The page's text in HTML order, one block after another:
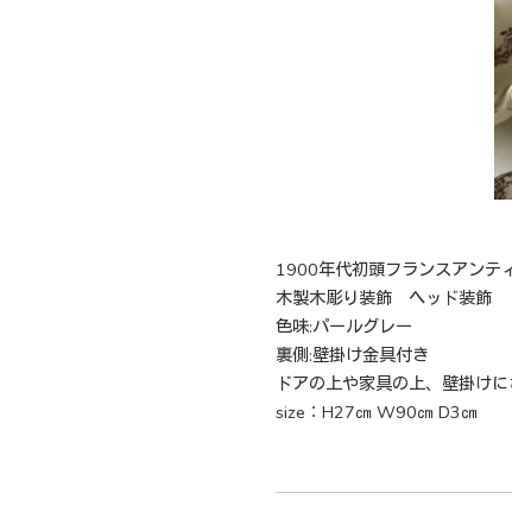
1900年代初頭フランスアンテ
木製木彫り装飾 ヘッド装飾
色味:パールグレー
裏側:壁掛け金具付き
ドアの上や家具の上、壁掛け
size：H27㎝ W90㎝ D3㎝